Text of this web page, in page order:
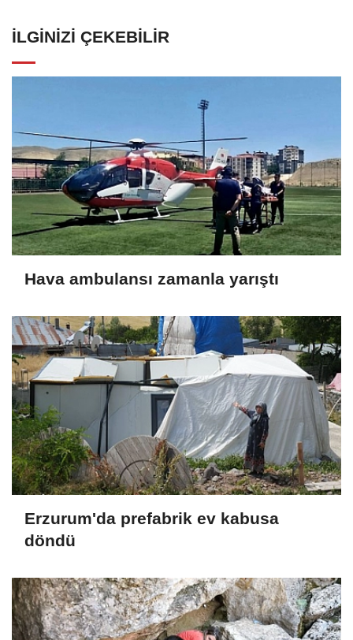
İLGINIZI ÇEKEBILIR
Hava ambulansı zamanla yarıştı
Erzurum'da prefabrik ev kabusa
döndü